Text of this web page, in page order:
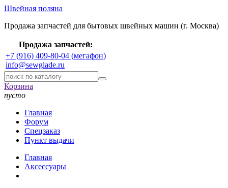
Швейная поляна
Продажа запчастей для бытовых швейных машин (г. Москва)
Продажа запчастей:
+7 (916) 409-80-04 (мегафон)
info@sewglade.ru
Корзина
пусто
Главная
Форум
Спецзаказ
Пункт выдачи
Главная
Аксессуары